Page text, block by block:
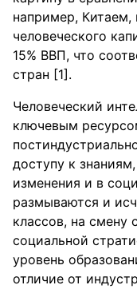
например, Китаем,
человеческого
15% ВВП, что
стран [1].
Человеческий
ключевым
доступу к
изменения и в
размываются и
классов, на смену
социальной
уровень
отличие от